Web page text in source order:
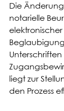
Die
notarielle
elektronischer
liegt zur
den Prozess